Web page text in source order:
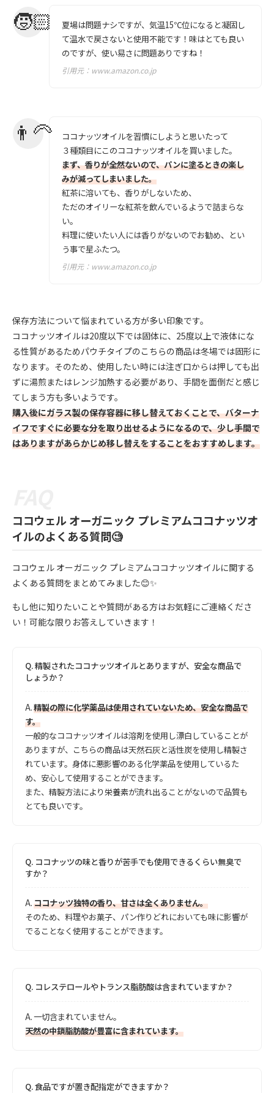
夏場は問題ナシですが、気温15℃位になると凝固し
て温水で戻さないと使用不能です！味はとても良い
のですが、使い易さに問題ありですね！
引用元： www.amazon.co.jp
ココナッツオイルを習慣にしようと思いたって
３種類目にこのココナッツオイルを買いました。
まず、香りが全然ないので、パンに塗るときの楽し
みが減ってしまいました。
紅茶に溶いても、香りがしないため、
ただのオイリーな紅茶を飲んでいるようで詰まらな
い。
料理に使いたい人には香りがないのでお勧め、とい
う事で星ふたつ。
引用元： www.amazon.co.jp
保存方法について悩まれている方が多い印象です。
ココナッツオイルは20度以下では固体に、25度以上で液体にな
る性質があるためパウチタイプのこちらの商品は冬場では固形に
なります。そのため、使用したい時には注ぎ口からは押しても出
ずに湯煎またはレンジ加熱する必要があり、手間を面倒だと感じ
てしまう方も多いようです。
購入後にガラス製の保存容器に移し替えておくことで、バターナ
イフですぐに必要な分を取り出せるようになるので、少し手間で
はありますがあらかじめ移し替えをすることをおすすめします。
ココウェル オーガニック プレミアムココナッツオ
イルのよくある質問🧐
ココウェル オーガニック プレミアムココナッツオイルに関する
よくある質問をまとめてみました😊✨
もし他に知りたいことや質問がある方はお気軽にご連絡くださ
い！可能な限りお答えしていきます！
Q.精製されたココナッツオイルとありますが、安全な商品で
しょうか？
A.精製の際に化学薬品は使用されていないため、安全な商品で
す。
一般的なココナッツオイルは溶剤を使用し漂白していることが
ありますが、こちらの商品は天然石灰と活性炭を使用し精製さ
れています。身体に悪影響のある化学薬品を使用しているた
め、安心して使用することができます。
また、精製方法により栄養素が流れ出ることがないので品質も
とても良いです。
Q. ココナッツの味と香りが苦手でも使用できるくらい無臭で
すか？
A.ココナッツ独特の香り、甘さは全くありません。
そのため、料理やお菓子、パン作りどれにおいても味に影響が
でることなく使用することができます。
Q. コレステロールやトランス脂肪酸は含まれていますか？
A.一切含まれていません。
天然の中鎖脂肪酸が豊富に含まれています。
Q.食品ですが置き配指定ができますか？